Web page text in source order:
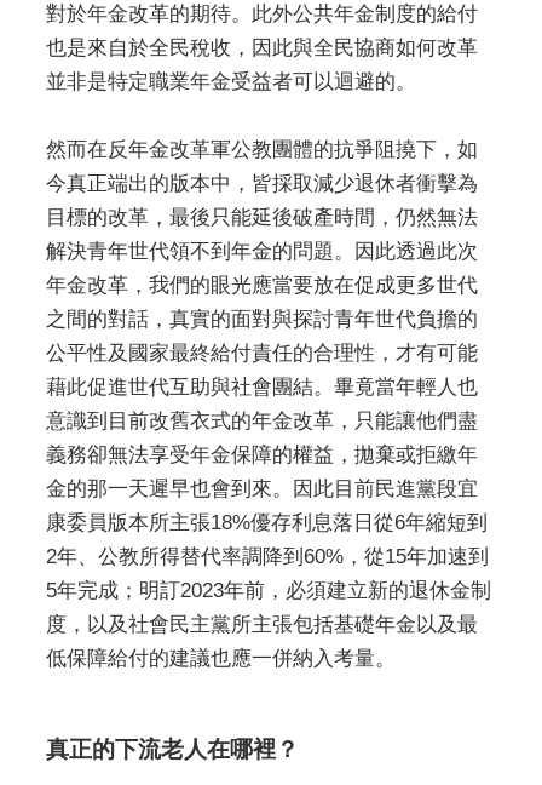
對於年金改革的期待。此外公共年金制度的給付
也是來自於全民稅收，因此與全民協商如何改革
並非是特定職業年金受益者可以迴避的。
然而在反年金改革軍公教團體的抗爭阻撓下，如
今真正端出的版本中，皆採取減少退休者衝擊為
目標的改革，最後只能延後破產時間，仍然無法
解決青年世代領不到年金的問題。因此透過此次
年金改革，我們的眼光應當要放在促成更多世代
之間的對話，真實的面對與探討青年世代負擔的
公平性及國家最終給付責任的合理性，才有可能
藉此促進世代互助與社會團結。畢竟當年輕人也
意識到目前改舊衣式的年金改革，只能讓他們盡
義務卻無法享受年金保障的權益，拋棄或拒繳年
金的那一天遲早也會到來。因此目前民進黨段宜
康委員版本所主張18%優存利息落日從6年縮短到
2年、公教所得替代率調降到60%，從15年加速到
5年完成；明訂2023年前，必須建立新的退休金制
度，以及社會民主黨所主張包括基礎年金以及最
低保障給付的建議也應一併納入考量。
真正的下流老人在哪裡？